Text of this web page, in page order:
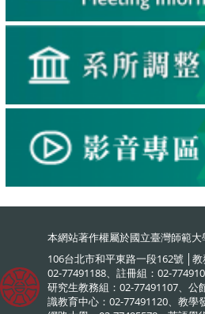
本網站著作權屬於國立臺灣師範
106台北市和平東路一段162號 │
02-77491188、註冊組：02-
研究生教務組：02-77491107、公
識教育中心：02-77491120、教學